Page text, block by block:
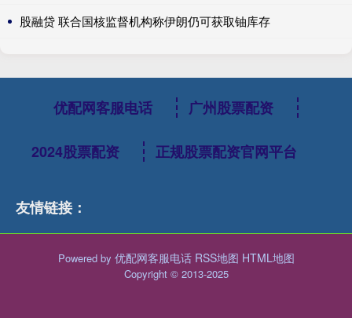
股融贷 联合国核监督机构称伊朗仍可获取铀库存
优配网客服电话 广州股票配资
2024股票配资 正规股票配资官网平台
友情链接：
Powered by 优配网客服电话 RSS地图 HTML地图
Copyright © 2013-2025